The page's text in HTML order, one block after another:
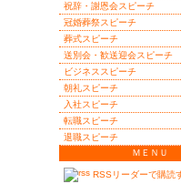
祝辞・謝恩会スピーチ
冠婚葬祭スピーチ
葬式スピーチ
送別会・歓送迎会スピーチ
ビジネススピーチ
朝礼スピーチ
入社スピーチ
転職スピーチ
退職スピーチ
ＭＥＮＵ
RSSリーダーで購読